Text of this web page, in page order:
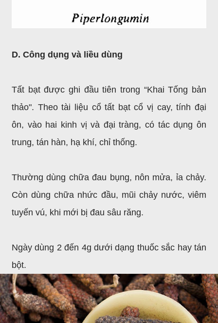
D. Công dụng và liều dùng
Tất bạt được ghi đầu tiên trong “Khai Tống bản
thảo". Theo tài liệu cổ tất bạt cổ vị cay, tính đại
ôn, vào hai kinh vị và đại tràng, có tác dụng ôn
trung, tán hàn, hạ khí, chỉ thống.
Thường dùng chữa đau bụng, nôn mửa, ỉa chảy.
Còn dùng chữa nhức đầu, mũi chảy nước, viêm
tuyến vú, khi mới bị đau sâu răng.
Ngày dùng 2 đến 4g dưới dạng thuốc sắc hay tán
bột.